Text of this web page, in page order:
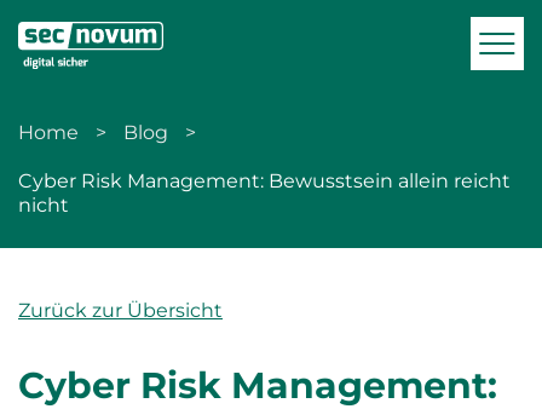
zur Navigation
zum Inhalt
Home Blog
Cyber Risk Management: Bewusstsein allein reicht
nicht
Zurück zur Übersicht
Cyber Risk Management: